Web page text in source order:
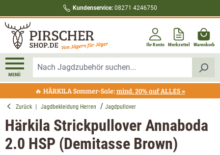
Kundenservice: 08271 4246750
Ihr Konto Merkzettel Warenkorb
MENÜ
🔥 HÄRKILA Sommer-Sale:mind. 20% auf ALLES »
Zurück Jagdbekleidung Herren Jagdpullover
Härkila Strickpullover Annaboda
2.0 HSP (Demitasse Brown)